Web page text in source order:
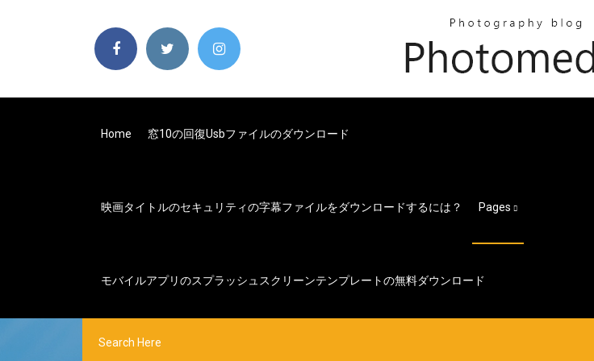
Home 窓10の回復usbファイルのダウンロード
映画タイトルのセキュリティの字幕ファイルをダウンロードするには？ Pages
モバイルアプリのスプラッシュスクリーンテンプレートの無料ダウンロード